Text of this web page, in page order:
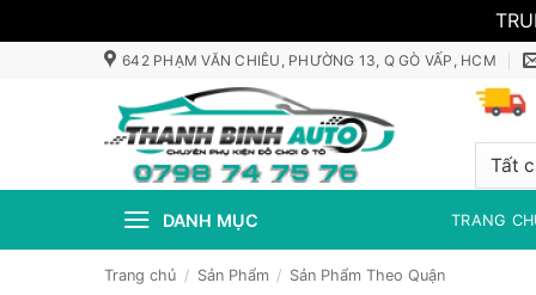
642 PHẠM VĂN CHIÊU, PHƯỜNG 13, Q GÒ VẤP, HCM
DANH MỤC TRANG
Trang chủ / Sản Phẩm / Sản Phẩm Theo Quận